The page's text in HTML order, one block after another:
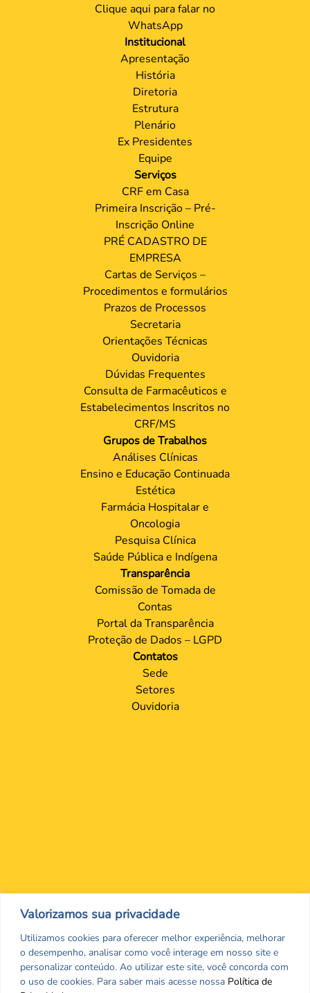
Valorizamos sua privacidade
Utilizamos cookies para oferecer melhor experiência, melhorar
o desempenho, analisar como você interage em nosso site e
personalizar conteúdo. Ao utilizar este site, você concorda com
o uso de cookies. Para saber mais acesse nossa Política de
Clique aqui para falar no
WhatsApp
Institucional
Apresentação
História
Diretoria
Estrutura
Plenário
Ex Presidentes
Equipe
Serviços
CRF em Casa
Primeira Inscrição – Pré-
Inscrição Online
PRÉ CADASTRO DE
EMPRESA
Cartas de Serviços –
Procedimentos e formulários
Prazos de Processos
Secretaria
Orientações Técnicas
Ouvidoria
Dúvidas Frequentes
Consulta de Farmacêuticos e
Estabelecimentos Inscritos no
CRF/MS
Grupos de Trabalhos
Análises Clínicas
Ensino e Educação Continuada
Estética
Farmácia Hospitalar e
Oncologia
Pesquisa Clínica
Saúde Pública e Indígena
Transparência
Comissão de Tomada de
Contas
Portal da Transparência
Proteção de Dados – LGPD
Contatos
Sede
Setores
Ouvidoria